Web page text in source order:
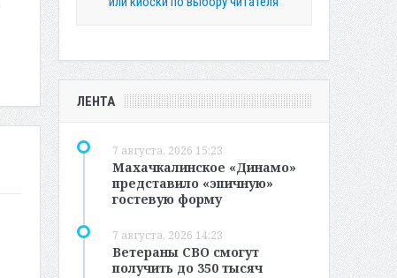
ЛЕНТА
7 августа, 2026 15:23
Махачкалинское «Динамо»
представило «эпичную»
гостевую форму
7 августа, 2026 14:23
Ветераны СВО смогут
получить до 350 тысяч